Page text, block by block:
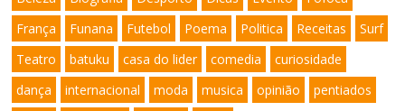
França
Funana Futebol Poema Politica Receitas
Surf
Teatro
batuku casa do lider comedia
curiosidade
dança
internacional moda musica opinião
pentiados